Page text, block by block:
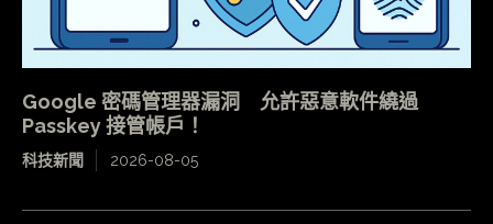
Google 密碼管理器漏洞 允許惡意軟件繞過
Passkey 接管帳戶！
科技新聞 2026-08-05